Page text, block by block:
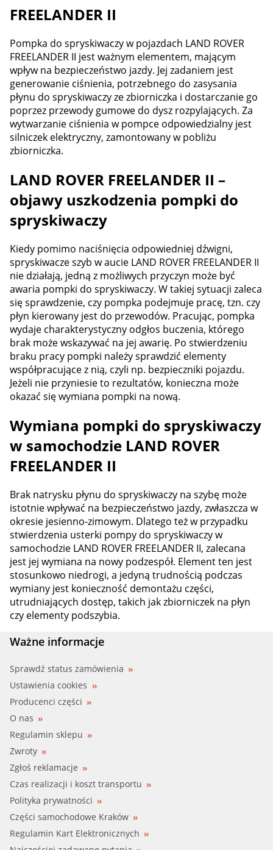
FREELANDER II
Pompka do spryskiwaczy w pojazdach LAND ROVER
FREELANDER II jest ważnym elementem, mającym
wpływ na bezpieczeństwo jazdy. Jej zadaniem jest
generowanie ciśnienia, potrzebnego do zasysania
płynu do spryskiwaczy ze zbiorniczka i dostarczanie go
poprzez przewody gumowe do dysz rozpylających. Za
wytwarzanie ciśnienia w pompce odpowiedzialny jest
silniczek elektryczny, zamontowany w pobliżu
zbiorniczka.
LAND ROVER FREELANDER II –
objawy uszkodzenia pompki do
spryskiwaczy
Kiedy pomimo naciśnięcia odpowiedniej dźwigni,
spryskiwacze szyb w aucie LAND ROVER FREELANDER II
nie działają, jedną z możliwych przyczyn może być
awaria pompki do spryskiwaczy. W takiej sytuacji zaleca
się sprawdzenie, czy pompka podejmuje pracę, tzn. czy
płyn kierowany jest do przewodów. Pracując, pompka
wydaje charakterystyczny odgłos buczenia, którego
brak może wskazywać na jej awarię. Po stwierdzeniu
braku pracy pompki należy sprawdzić elementy
współpracujące z nią, czyli np. bezpieczniki pojazdu.
Jeżeli nie przyniesie to rezultatów, konieczna może
okazać się wymiana pompki na nową.
Wymiana pompki do spryskiwaczy
w samochodzie LAND ROVER
FREELANDER II
Brak natrysku płynu do spryskiwaczy na szybę może
istotnie wpływać na bezpieczeństwo jazdy, zwłaszcza w
okresie jesienno-zimowym. Dlatego też w przypadku
stwierdzenia usterki pompy do spryskiwaczy w
samochodzie LAND ROVER FREELANDER II, zalecana
jest jej wymiana na nowy podzespół. Element ten jest
stosunkowo niedrogi, a jedyną trudnością podczas
wymiany jest konieczność demontażu części,
utrudniających dostęp, takich jak zbiorniczek na płyn
czy elementy podszybia.
Ważne informacje
Sprawdź status zamówienia
Ustawienia cookies
Producenci części
O nas
Regulamin sklepu
Zwroty
Zgłoś reklamacje
Czas realizacji i koszt transportu
Polityka prywatności
Części samochodowe Kraków
Regulamin Kart Elektronicznych